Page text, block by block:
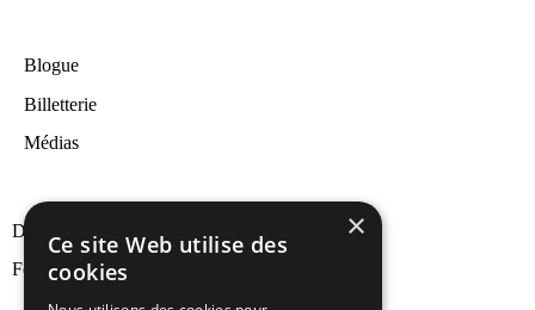
Blogue
Billetterie
Médias
Devenir exposant
Formulaire – Fiche exposant
×
Ce site Web utilise des
cookies